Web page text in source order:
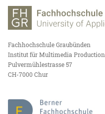
Fachhochschule Graubünden
Institut für Multimedia Production
Pulvermühlestrasse 57
CH-7000 Chur